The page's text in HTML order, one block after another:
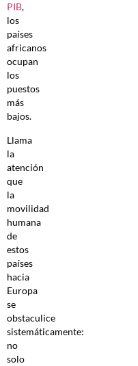
PIB,
los
países
africanos
ocupan
los
puestos
más
bajos.
Llama
la
atención
que
la
movilidad
humana
de
estos
países
hacia
Europa
se
obstaculice
sistemáticamente:
no
solo